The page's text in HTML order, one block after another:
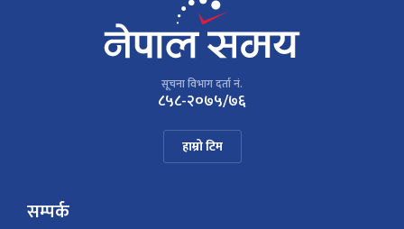
सूचना विभाग दर्ता नं.
८५८-२०७५/७६
हाम्रो टिम
सम्पर्क